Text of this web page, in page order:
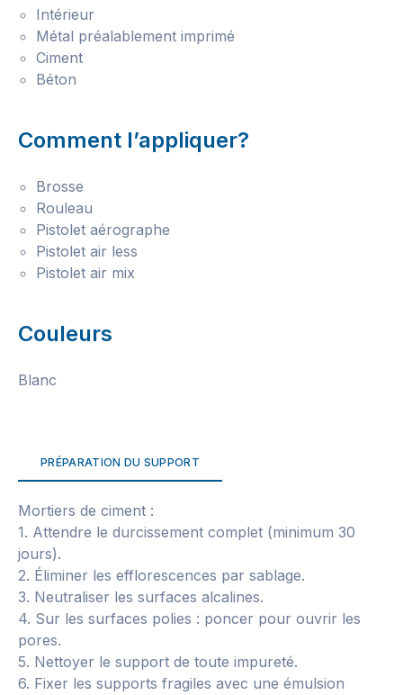
Intérieur
Métal préalablement imprimé
Ciment
Béton
Comment l’appliquer?
Brosse
Rouleau
Pistolet aérographe
Pistolet air less
Pistolet air mix
Couleurs
Blanc
PRÉPARATION DU SUPPORT
Mortiers de ciment :
1. Attendre le durcissement complet (minimum 30
jours).
2. Éliminer les efflorescences par sablage.
3. Neutraliser les surfaces alcalines.
4. Sur les surfaces polies : poncer pour ouvrir les
pores.
5. Nettoyer le support de toute impureté.
6. Fixer les supports fragiles avec une émulsion